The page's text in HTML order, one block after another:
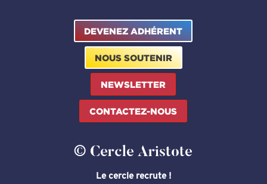
DEVENEZ ADHÉRENT
NOUS SOUTENIR
NEWSLETTER
CONTACTEZ-NOUS
© Cercle Aristote
Le cercle recrute !